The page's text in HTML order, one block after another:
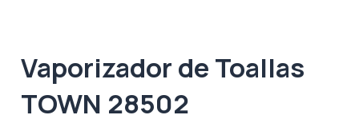
Vaporizador de Toallas
TOWN 28502